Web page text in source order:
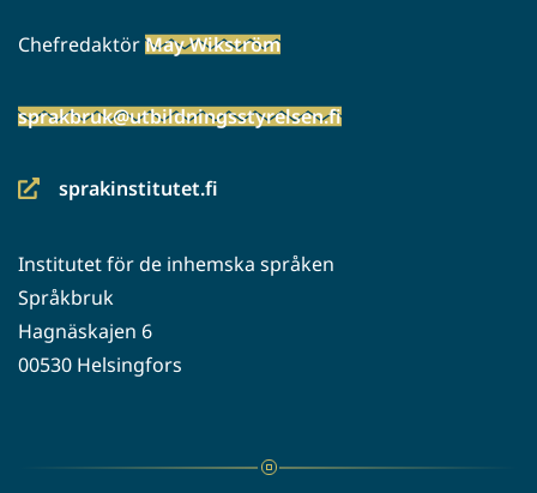
ChefredaktörMay Wikström
sprakbruk@utbildningsstyrelsen.fi
sprakinstitutet.fi
(siirryt
palveluun)
Institutet för de inhemska språken
Språkbruk
Hagnäskajen 6
00530 Helsingfors